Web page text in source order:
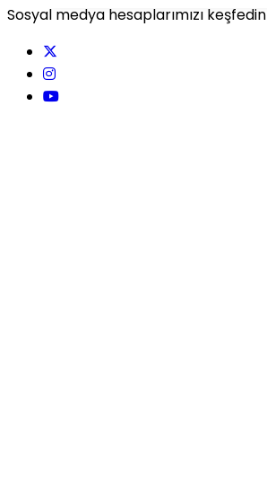
Sosyal medya hesaplarımızı keşfedin